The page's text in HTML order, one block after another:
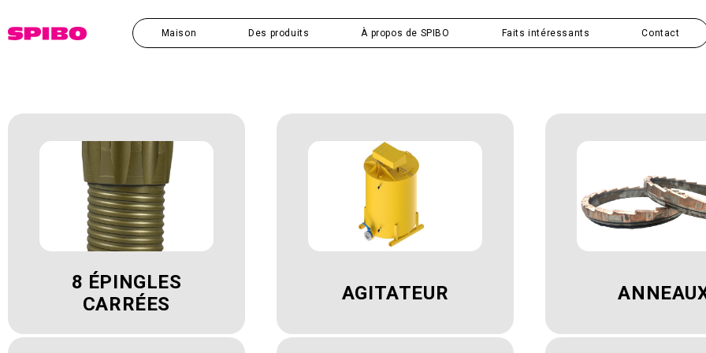
au
Maison Des produits À propos de SPIBO Faits intéressants Contact
8 ÉPINGLES
CARRÉES
AGITATEUR